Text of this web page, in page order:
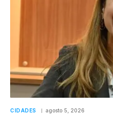
CIDADES agosto 5, 2026